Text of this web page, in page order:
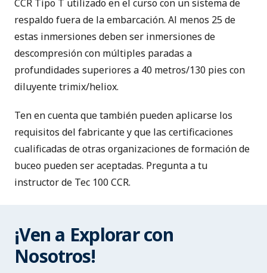
CCR Tipo T utilizado en el curso con un sistema de
respaldo fuera de la embarcación. Al menos 25 de
estas inmersiones deben ser inmersiones de
descompresión con múltiples paradas a
profundidades superiores a 40 metros/130 pies con
diluyente trimix/heliox.
Ten en cuenta que también pueden aplicarse los
requisitos del fabricante y que las certificaciones
cualificadas de otras organizaciones de formación de
buceo pueden ser aceptadas. Pregunta a tu
instructor de Tec 100 CCR.
¡Ven a Explorar con
Nosotros!